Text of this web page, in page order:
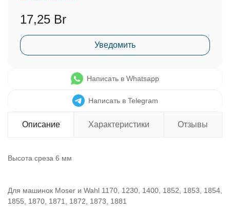
17,25 Br
Уведомить
Написать в Whatsapp
Написать в Telegram
Описание Характеристики Отзывы
Высота среза 6 мм
Для машинок Moser и Wahl 1170, 1230, 1400, 1852, 1853, 1854,
1855, 1870, 1871, 1872, 1873, 1881